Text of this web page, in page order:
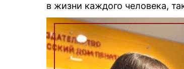
в жизни каждого человека,